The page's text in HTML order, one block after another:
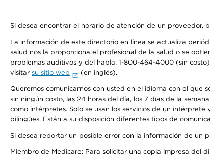
Si desea encontrar el horario de atención de un proveedor,
La información de este directorio en línea se actualiza
salud nos la proporciona el profesional de la salud o se
problemas auditivos y del habla: 1-800-464-4000 (sin
visitar su sitio web (en inglés).
Queremos comunicarnos con usted en el idioma con el que
sin ningún costo, las 24 horas del día, los 7 días de la
como intérpretes. Solo se usan los servicios de un
bilingües. Están a su disposición diferentes tipos de
Si desea reportar un posible error con la información de un
Miembro de Medicare: Para solicitar una copia impresa del